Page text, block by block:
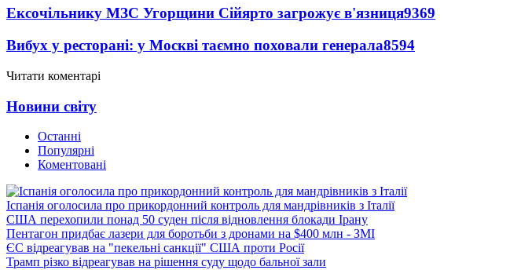
Ексочільнику МЗС Угорщини Сійярто загрожує в'язниця9369
Вибух у ресторані: у Москві таємно поховали генерала8594
Читати коментарі
Новини світу
Останні
Популярні
Коментовані
Іспанія оголосила про прикордонний контроль для мандрівників з Італії
США перехопили понад 50 суден після відновлення блокади Ірану
Пентагон придбає лазери для боротьби з дронами на $400 млн - ЗМІ
ЄС відреагував на "пекельні санкції" США проти Росії
Трамп різко відреагував на рішення суду щодо бальної зали